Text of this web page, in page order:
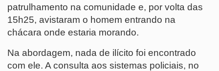
patrulhamento na comunidade e, por volta das
15h25, avistaram o homem entrando na
chácara onde estaria morando.
Na abordagem, nada de ilícito foi encontrado
com ele. A consulta aos sistemas policiais, no